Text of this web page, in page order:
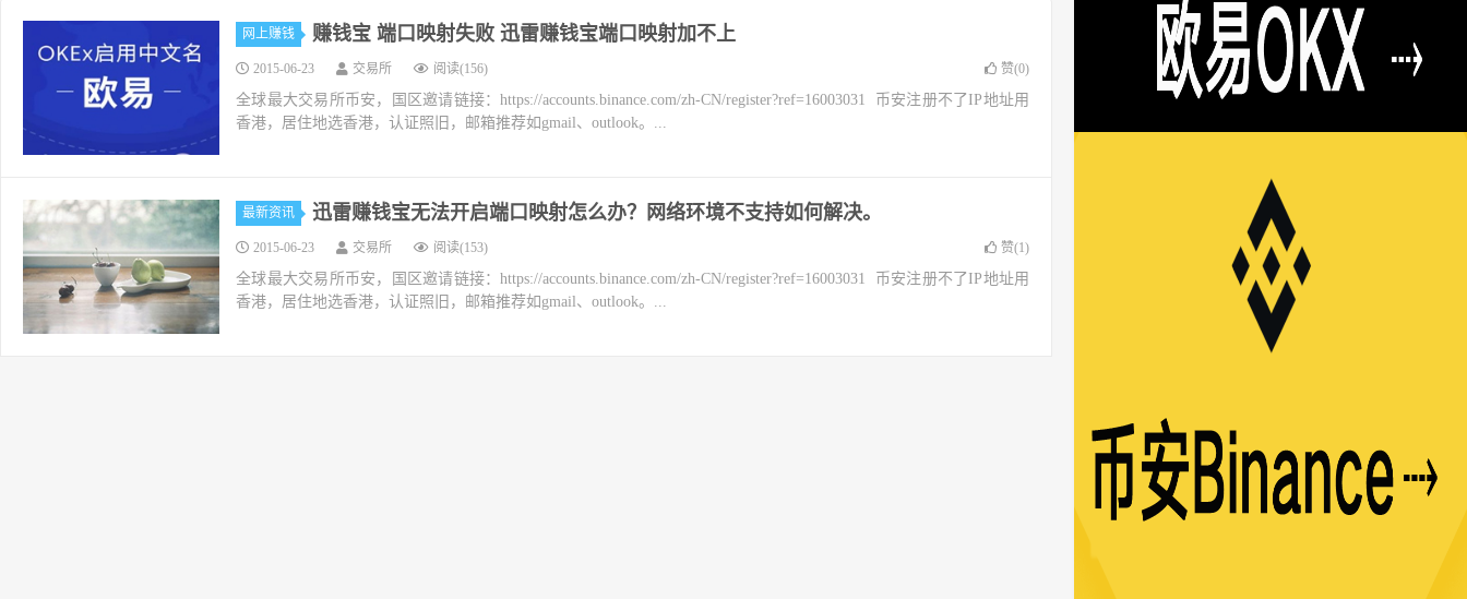
网上赚钱 赚钱宝 端口映射失败 迅雷赚钱宝端口映射加不上
2015-06-23 交易所 阅读(156) 赞(0)
全球最大交易所币安，国区邀请链接：https://accounts.binance.com/zh-CN/register?ref=16003031 币安注册不了IP地址用
香港，居住地选香港，认证照旧，邮箱推荐如gmail、outlook。...
最新资讯 迅雷赚钱宝无法开启端口映射怎么办？网络环境不支持如何解决。
2015-06-23 交易所 阅读(153) 赞(1)
全球最大交易所币安，国区邀请链接：https://accounts.binance.com/zh-CN/register?ref=16003031 币安注册不了IP地址用
香港，居住地选香港，认证照旧，邮箱推荐如gmail、outlook。...